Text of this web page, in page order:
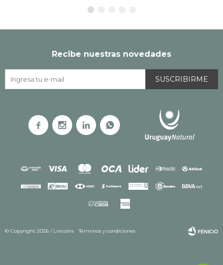
Recibe nuestras novedades
SUSCRIBIRME
   
© Copyright 2026 / Lincolns Términos y condiciones